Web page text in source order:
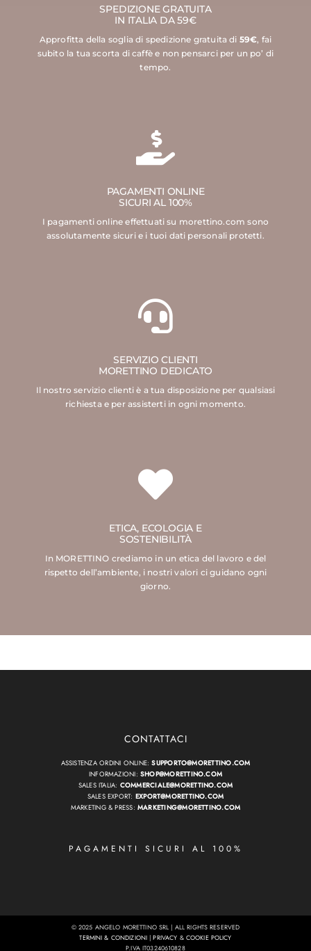
SPEDIZIONE GRATUITA
IN ITALIA DA 59€
Approfitta della soglia di spedizione gratuita di 59€, fai
subito la tua scorta di caffè e non pensarci per un po’ di
tempo.
PAGAMENTI ONLINE
SICURI AL 100%
I pagamenti online effettuati su morettino.com sono
assolutamente sicuri e i tuoi dati personali protetti.
SERVIZIO CLIENTI
MORETTINO DEDICATO
Il nostro servizio clienti è a tua disposizione per qualsiasi
richiesta e per assisterti in ogni momento.
ETICA, ECOLOGIA E
SOSTENIBILITÀ
In MORETTINO crediamo in un etica del lavoro e del
rispetto dell’ambiente, i nostri valori ci guidano ogni
giorno.
CONTATTACI
ASSISTENZA ORDINI ONLINE:SUPPORTO@MORETTINO.COM
INFORMAZIONI:SHOP@MORETTINO.COM
SALES ITALIA: COMMERCIALE@MORETTINO.COM
SALES EXPORT: EXPORT@MORETTINO.COM
MARKETING & PRESS:MARKETING@MORETTINO.COM
PAGAMENTI SICURI AL 100%
© 2025 ANGELO MORETTINO SRL | ALL RIGHTS RESERVED
TERMINI & CONDIZIONI |PRIVACY & COOKIE POLICY
P.IVA IT03240610828